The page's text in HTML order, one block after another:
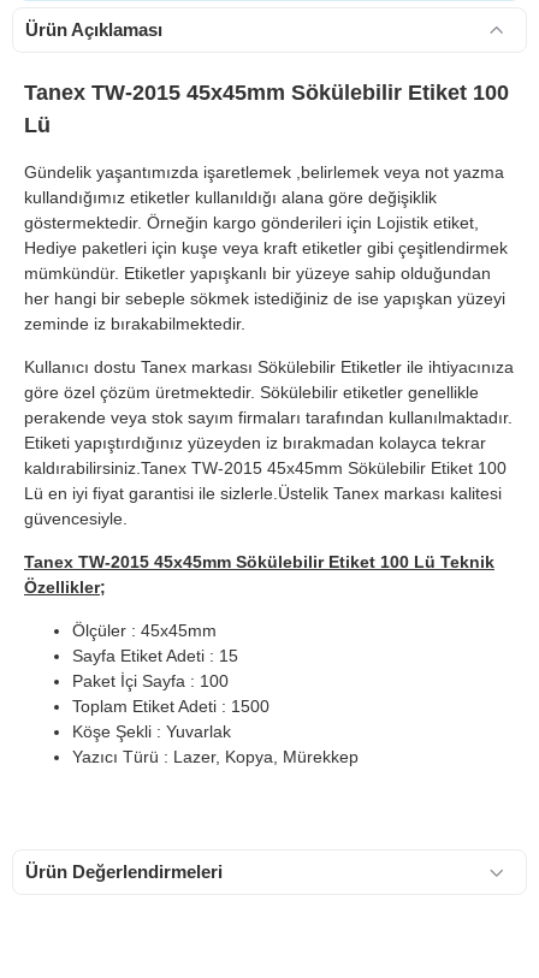
Ürün Açıklaması
Tanex TW-2015 45x45mm Sökülebilir Etiket 100
Lü
Gündelik yaşantımızda işaretlemek ,belirlemek veya not yazma
kullandığımız etiketler kullanıldığı alana göre değişiklik
göstermektedir. Örneğin kargo gönderileri için Lojistik etiket,
Hediye paketleri için kuşe veya kraft etiketler gibi çeşitlendirmek
mümkündür. Etiketler yapışkanlı bir yüzeye sahip olduğundan
her hangi bir sebeple sökmek istediğiniz de ise yapışkan yüzeyi
zeminde iz bırakabilmektedir.
Kullanıcı dostu Tanex markası Sökülebilir Etiketler ile ihtiyacınıza
göre özel çözüm üretmektedir. Sökülebilir etiketler genellikle
perakende veya stok sayım firmaları tarafından kullanılmaktadır.
Etiketi yapıştırdığınız yüzeyden iz bırakmadan kolayca tekrar
kaldırabilirsiniz.Tanex TW-2015 45x45mm Sökülebilir Etiket 100
Lü en iyi fiyat garantisi ile sizlerle.Üstelik Tanex markası kalitesi
güvencesiyle.
Tanex TW-2015 45x45mm Sökülebilir Etiket 100 Lü Teknik
Özellikler;
Ölçüler : 45x45mm
Sayfa Etiket Adeti : 15
Paket İçi Sayfa : 100
Toplam Etiket Adeti : 1500
Köşe Şekli : Yuvarlak
Yazıcı Türü : Lazer, Kopya, Mürekkep
Ürün Değerlendirmeleri